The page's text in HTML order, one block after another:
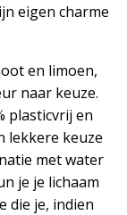
eigen charme
en limoen,
naar keuze.
plasticvrij en
lekkere keuze
met water
je je lichaam
die je, indien